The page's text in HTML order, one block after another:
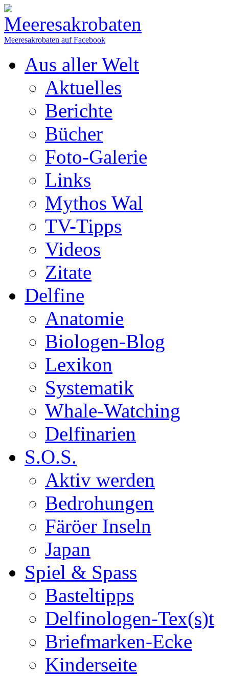
Meeresakrobaten auf Facebook
Aus aller Welt
Aktuelles
Berichte
Bücher
Foto-Galerie
Links
Mythos Wal
TV-Tipps
Videos
Zitate
Delfine
Anatomie
Biologen-Blog
Lexikon
Systematik
Whale-Watching
Delfinarien
S.O.S.
Aktiv werden
Bedrohungen
Färöer Inseln
Japan
Spiel & Spass
Basteltipps
Delfinologen-Tex(s)t
Briefmarken-Ecke
Kinderseite